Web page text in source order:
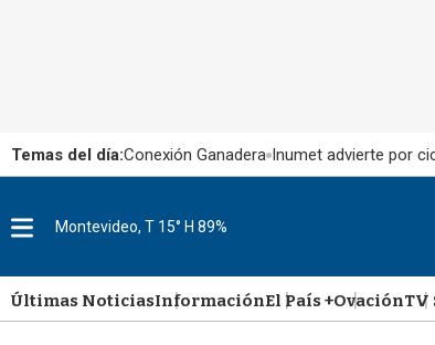
Temas del día:Conexión Ganadera Inumet advierte por
u
Montevideo, T 15° H 89%
Últimas NoticiasInformaciónEl País +OvaciónTV